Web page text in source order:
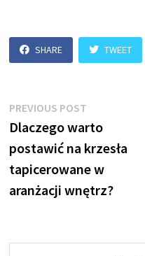
SHARE TWEET
Nawigacja
wpisu
PREVIOUS POST
post:
Dlaczego warto
postawić na krzesła
tapicerowane w
aranżacji wnętrz?